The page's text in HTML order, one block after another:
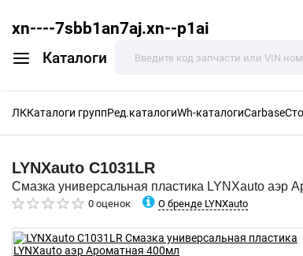
xn----7sbb1an7aj.xn--p1ai
Каталоги
ЛККаталоги группРед.каталогиWh-каталогиCarbase
LYNXauto C1031LR
Смазка универсальная пластика LYNXauto аэр
0 оценок О бренде LYNXauto